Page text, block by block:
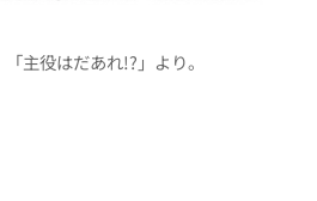
主役はだあれ!?」より。